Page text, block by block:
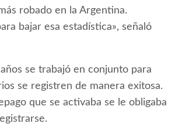
robado en la Argentina.
bajar esa estadística», señaló
se trabajó en conjunto para
se registren de manera exitosa.
que se activaba se le obligaba